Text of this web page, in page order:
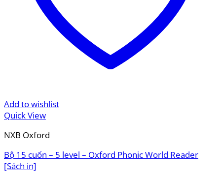
Add to wishlist
Quick View
NXB Oxford
Bộ 15 cuốn – 5 level – Oxford Phonic World Reader
[Sách in]